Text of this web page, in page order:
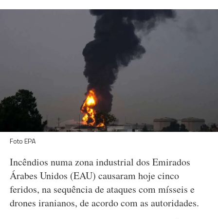
Foto EPA
Incêndios numa zona industrial dos Emirados
Árabes Unidos (EAU) causaram hoje cinco
feridos, na sequência de ataques com mísseis e
drones iranianos, de acordo com as autoridades.